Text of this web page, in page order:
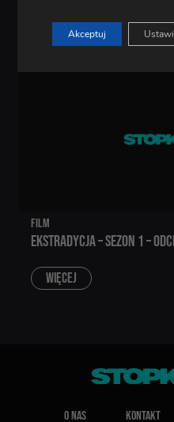
WIĘCEJ
FILM
EKSTRADYCJA – SEZON 1 –
WIĘCEJ
O NAS KONTAKT
Akceptuj